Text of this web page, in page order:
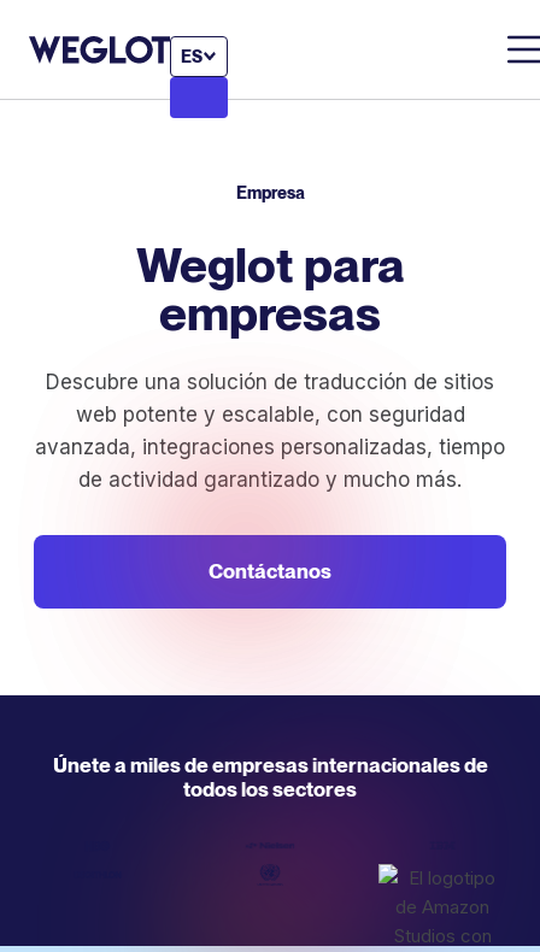
ES
Empresa
Weglot para
empresas
Descubre una solución de traducción de sitios
web potente y escalable, con seguridad
avanzada, integraciones personalizadas, tiempo
de actividad garantizado y mucho más.
Contáctanos
Únete a miles de empresas internacionales de
todos los sectores